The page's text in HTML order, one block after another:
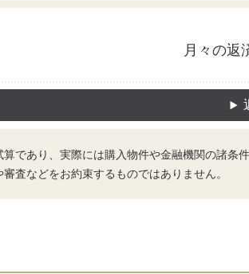
月々の返
であり、実際には購入物件や金融機関の諸条
査などをお約束するものではありません。